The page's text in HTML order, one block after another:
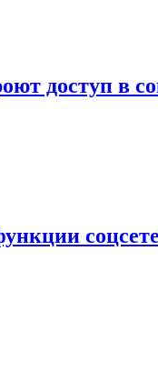
доступ в